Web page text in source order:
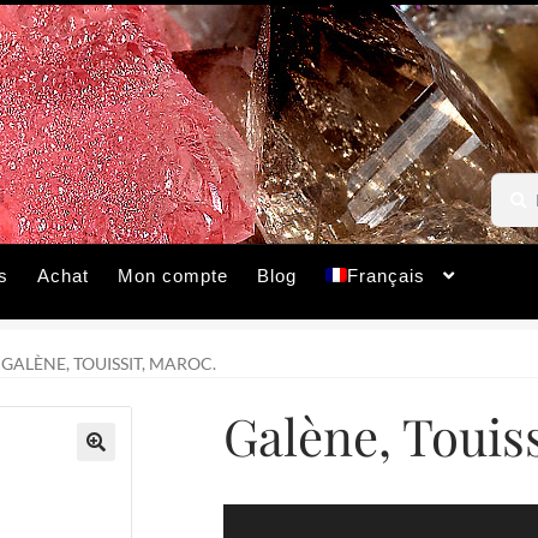
pour :
Achat Mon compte Blog Français
GALÈNE, TOUISSIT, MAROC.
Galène,